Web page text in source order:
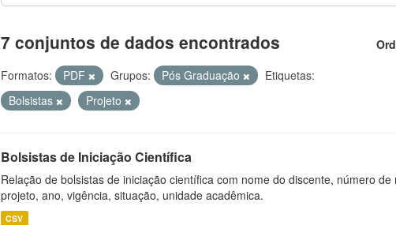
7 conjuntos de dados encontrados
Formatos: PDF Grupos: Pós Graduação
Etiquetas:
Bolsistas
Projeto
Bolsistas de Iniciação Científica
Relação de bolsistas de iniciação científica com nome do discente, número
projeto, ano, vigência, situação, unidade acadêmica.
CSV